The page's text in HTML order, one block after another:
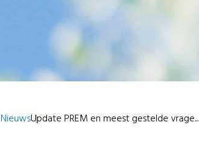
NieuwsUpdate PREM en meest gestelde vrage...